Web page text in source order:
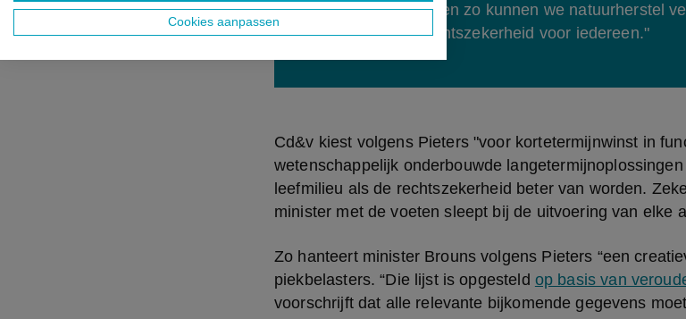
Cookies aanpassen
betrokkenheid. Alleen zo kunnen we natuurherstel
ontwikkeling en rechtszekerheid voor iedereen."
Cd&v kiest volgens Pieters "voor kortetermijnwinst in
wetenschappelijk onderbouwde
leefmilieu als de rechtszekerheid beter van worden.
minister met de voeten sleept bij de uitvoering van elke
Zo hanteert minister Brouns volgens Pieters “een
piekbelasters. “Die lijst is opgesteld op basis van
voorschrijft dat alle relevante bijkomende gegevens